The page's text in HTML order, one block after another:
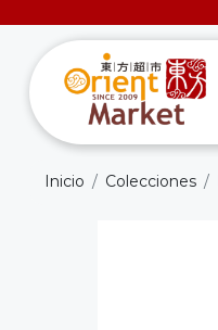
Inicio Colecciones